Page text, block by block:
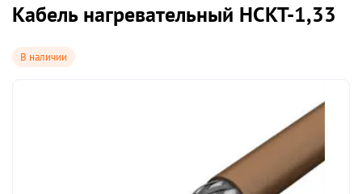
В наличии
Кабель нагревательный НСКТ-1,33